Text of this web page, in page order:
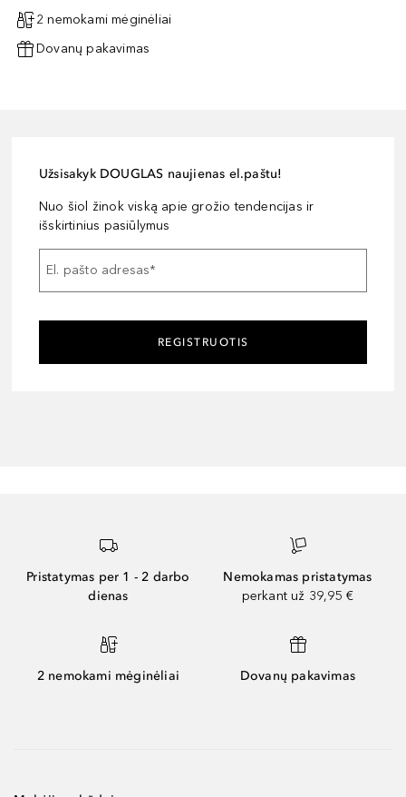
2 nemokami mėginėliai
Dovanų pakavimas
Užsisakyk DOUGLAS naujienas el.paštu!
Nuo šiol žinok viską apie grožio tendencijas ir
išskirtinius pasiūlymus
El. pašto adresas*
REGISTRUOTIS
Pristatymas per 1 - 2 darbo
dienas
Nemokamas pristatymas
perkant už 39,95 €
2 nemokami mėginėliai Dovanų pakavimas